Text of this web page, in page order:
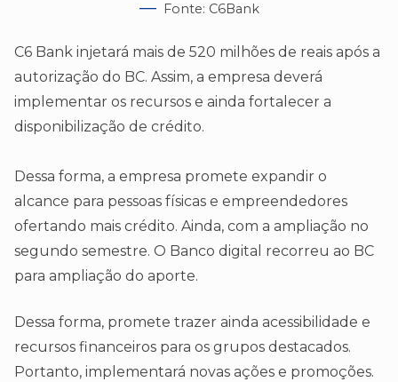
Fonte: C6Bank
C6 Bank injetará mais de 520 milhões de reais após a
autorização do BC. Assim, a empresa deverá
implementar os recursos e ainda fortalecer a
disponibilização de crédito.
Dessa forma, a empresa promete expandir o
alcance para pessoas físicas e empreendedores
ofertando mais crédito. Ainda, com a ampliação no
segundo semestre. O Banco digital recorreu ao BC
para ampliação do aporte.
Dessa forma, promete trazer ainda acessibilidade e
recursos financeiros para os grupos destacados.
Portanto, implementará novas ações e promoções.